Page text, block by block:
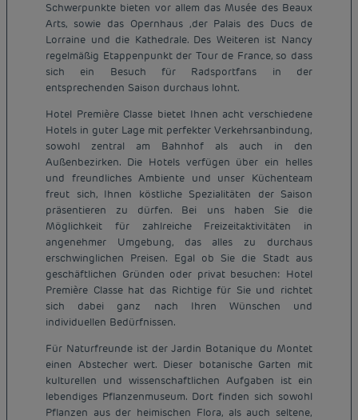
Schwerpunkte bieten vor allem das Musée des Beaux
Arts, sowie das Opernhaus ,der Palais des Ducs de
Lorraine und die Kathedrale. Des Weiteren ist Nancy
regelmäßig Etappenpunkt der Tour de France, so dass
sich ein Besuch für Radsportfans in der
entsprechenden Saison durchaus lohnt.
Hotel Première Classe bietet Ihnen acht verschiedene
Hotels in guter Lage mit perfekter Verkehrsanbindung,
sowohl zentral am Bahnhof als auch in den
Außenbezirken. Die Hotels verfügen über ein helles
und freundliches Ambiente und unser Küchenteam
freut sich, Ihnen köstliche Spezialitäten der Saison
präsentieren zu dürfen. Bei uns haben Sie die
Möglichkeit für zahlreiche Freizeitaktivitäten in
angenehmer Umgebung, das alles zu durchaus
erschwinglichen Preisen. Egal ob Sie die Stadt aus
geschäftlichen Gründen oder privat besuchen: Hotel
Première Classe hat das Richtige für Sie und richtet
sich dabei ganz nach Ihren Wünschen und
individuellen Bedürfnissen.
Für Naturfreunde ist der Jardin Botanique du Montet
einen Abstecher wert. Dieser botanische Garten mit
kulturellen und wissenschaftlichen Aufgaben ist ein
lebendiges Pflanzenmuseum. Dort finden sich sowohl
Pflanzen aus der heimischen Flora, als auch seltene,